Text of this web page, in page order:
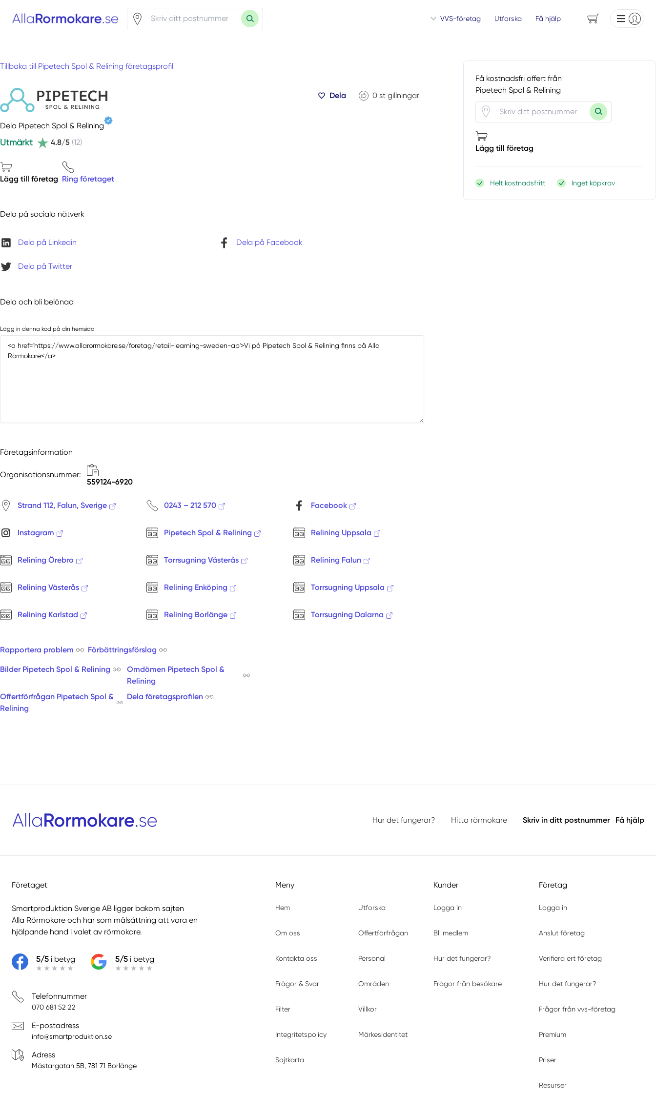
VVS-företag Utforska Få hjälp
Tillbaka till Pipetech Spol & Relining företagsprofil
Dela 0 st gillningar
Dela Pipetech Spol & Relining
Utmärkt 4.8/5 (12)
Lägg till företag Ring företaget
Dela på sociala nätverk
Dela på Linkedin Dela på Facebook
Dela på Twitter
Dela och bli belönad
Lägg in denna kod på din hemsida
Företagsinformation
Organisationsnummer:
559124-6920
Strand 112, Falun, Sverige 0243 – 212 570 Facebook
Instagram Pipetech Spol & Relining Relining Uppsala
Relining Örebro Torrsugning Västerås Relining Falun
Relining Västerås Relining Enköping Torrsugning Uppsala
Relining Karlstad Relining Borlänge Torrsugning Dalarna
Rapportera problem Förbättringsförslag
Bilder Pipetech Spol & Relining
Omdömen Pipetech Spol &
Relining
Offertförfrågan Pipetech Spol &
Relining
Dela företagsprofilen
Få kostnadsfri offert från
Pipetech Spol & Relining
Lägg till företag
Helt kostnadsfritt Inget köpkrav
Hur det fungerar? Hitta rörmokare Skriv in ditt postnummer Få hjälp
Företaget
Smartproduktion Sverige AB ligger bakom sajten
Alla Rörmokare och har som målsättning att vara en
hjälpande hand i valet av rörmokare.
5/5 i betyg 5/5 i betyg
Telefonnummer
070 681 52 22
E-postadress
info@smartproduktion.se
Adress
Mästargatan 5B, 781 71 Borlänge
Meny
Hem Utforska
Om oss Offertförfrågan
Kontakta oss Personal
Frågor & Svar Områden
Filter Villkor
Integritetspolicy Märkesidentitet
Sajtkarta
Kunder
Logga in
Bli medlem
Hur det fungerar?
Frågor från besökare
Företag
Logga in
Anslut företag
Verifiera ert företag
Hur det fungerar?
Frågor från vvs-företag
Premium
Priser
Resurser